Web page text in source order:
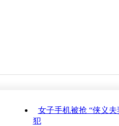
女子手机被抢 “侠义
犯